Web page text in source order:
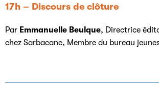
17h – Discours de clôture
Par Emmanuelle Beulque, Directrice
chez Sarbacane, Membre du bureau